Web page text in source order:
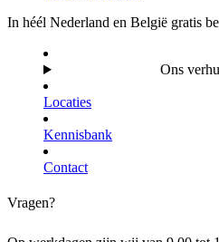
In héél Nederland en België gratis
Ons
Locaties
Kennisbank
Contact
Vragen?